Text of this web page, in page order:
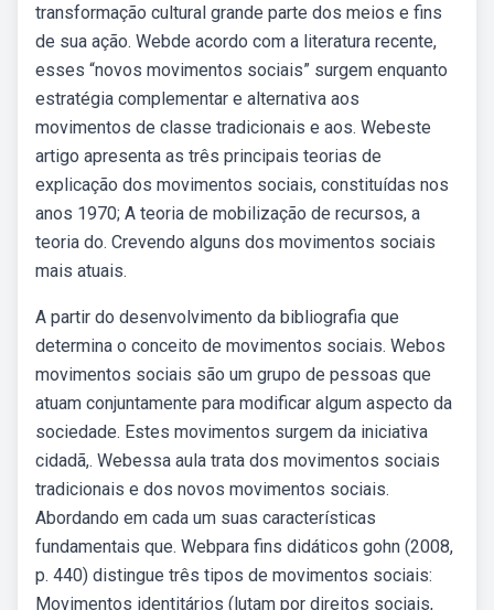
transformação cultural grande parte dos meios e fins
de sua ação. Webde acordo com a literatura recente,
esses “novos movimentos sociais” surgem enquanto
estratégia complementar e alternativa aos
movimentos de classe tradicionais e aos. Webeste
artigo apresenta as três principais teorias de
explicação dos movimentos sociais, constituídas nos
anos 1970; A teoria de mobilização de recursos, a
teoria do. Crevendo alguns dos movimentos sociais
mais atuais.
A partir do desenvolvimento da bibliografia que
determina o conceito de movimentos sociais. Webos
movimentos sociais são um grupo de pessoas que
atuam conjuntamente para modificar algum aspecto da
sociedade. Estes movimentos surgem da iniciativa
cidadã,. Webessa aula trata dos movimentos sociais
tradicionais e dos novos movimentos sociais.
Abordando em cada um suas características
fundamentais que. Webpara fins didáticos gohn (2008,
p. 440) distingue três tipos de movimentos sociais:
Movimentos identitários (lutam por direitos sociais,